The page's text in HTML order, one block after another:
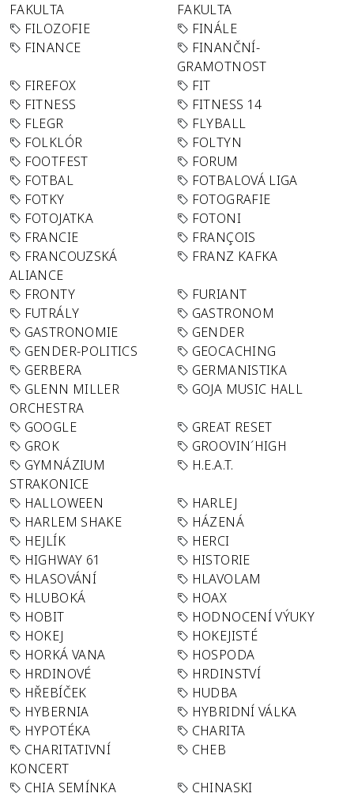
FAKULTA
FAKULTA
FILOZOFIE
FINÁLE
FINANCE
FINANČNÍ-
GRAMOTNOST
FIREFOX
FIT
FITNESS
FITNESS 14
FLEGR
FLYBALL
FOLKLÓR
FOLTYN
FOOTFEST
FORUM
FOTBAL
FOTBALOVÁ LIGA
FOTKY
FOTOGRAFIE
FOTOJATKA
FOTONI
FRANCIE
FRANÇOIS
FRANCOUZSKÁ
ALIANCE
FRANZ KAFKA
FRONTY
FURIANT
FUTRÁLY
GASTRONOM
GASTRONOMIE
GENDER
GENDER-POLITICS
GEOCACHING
GERBERA
GERMANISTIKA
GLENN MILLER
ORCHESTRA
GOJA MUSIC HALL
GOOGLE
GREAT RESET
GROK
GROOVIN´HIGH
GYMNÁZIUM
STRAKONICE
H.E.A.T.
HALLOWEEN
HARLEJ
HARLEM SHAKE
HÁZENÁ
HEJLÍK
HERCI
HIGHWAY 61
HISTORIE
HLASOVÁNÍ
HLAVOLAM
HLUBOKÁ
HOAX
HOBIT
HODNOCENÍ VÝUKY
HOKEJ
HOKEJISTÉ
HORKÁ VANA
HOSPODA
HRDINOVÉ
HRDINSTVÍ
HŘEBÍČEK
HUDBA
HYBERNIA
HYBRIDNÍ VÁLKA
HYPOTÉKA
CHARITA
CHARITATIVNÍ
KONCERT
CHEB
CHIA SEMÍNKA
CHINASKI